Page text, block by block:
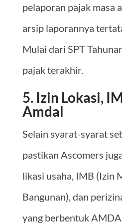
pelaporan pajak masa
arsip laporannya
Mulai dari SPT
pajak terakhir.
5. Izin Lokasi,
Amdal
Selain syarat-syarat
pastikan Ascomers
likasi usaha, IMB (Izin
Bangunan), dan
yang berbentuk